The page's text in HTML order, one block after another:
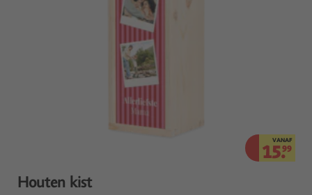
VANAF
15.99
Houten kist